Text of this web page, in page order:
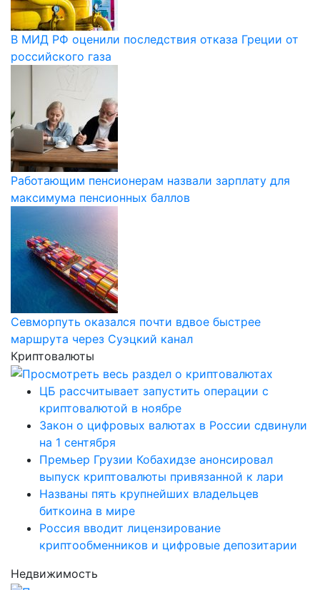
В МИД РФ оценили последствия отказа Греции от
российского газа
Работающим пенсионерам назвали зарплату для
максимума пенсионных баллов
Севморпуть оказался почти вдвое быстрее
маршрута через Суэцкий канал
Криптовалюты
ЦБ рассчитывает запустить операции с
криптовалютой в ноябре
Закон о цифровых валютах в России сдвинули
на 1 сентября
Премьер Грузии Кобахидзе анонсировал
выпуск криптовалюты привязанной к лари
Названы пять крупнейших владельцев
биткоина в мире
Россия вводит лицензирование
криптообменников и цифровые депозитарии
Недвижимость